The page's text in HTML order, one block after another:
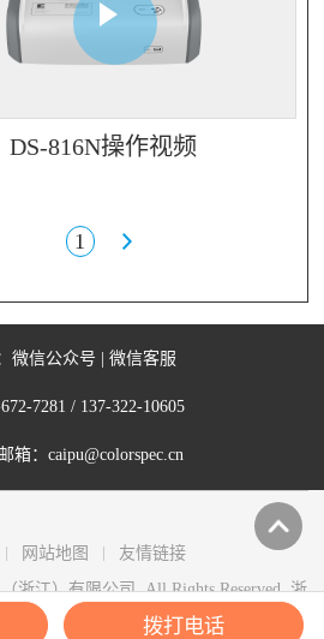
DS-816N操作视频
1
微信公众号 | 微信客服
7281 / 137-322-10605
箱： caipu@colorspec.cn
网站地图
友情链接
浙江）有限公司. All Rights Reserved.浙
备2021027346号-5
拨打电话